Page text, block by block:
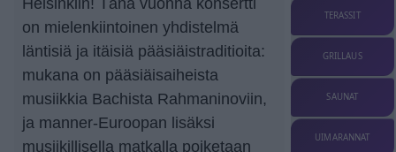
on mielenkiintoinen yhdistelmä
läntisiä ja itäisiä pääsiäistraditioita:
mukana on pääsiäisaiheista
musiikkia Bachista Rahmaninoviin,
ja manner-Euroopan lisäksi
musiikillisella matkalla poiketaan
TERASSIT
GRILLAUS
SAUNAT
UIMARANNAT